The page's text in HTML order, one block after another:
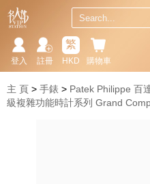
購物車
繁
HKD
註冊
登入
主 頁 手錶 Patek Philippe 百
級複雜功能時計系列 Grand